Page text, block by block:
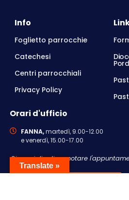
Info
Foglietto parrocchie
Catechesi
Centri parrocchiali
Privacy Policy
Orari d'ufficio
FANNA,martedì, 9.00-12.00
e venerdì, 15.00-17.00
Si consiglia di prenotare
Translate »